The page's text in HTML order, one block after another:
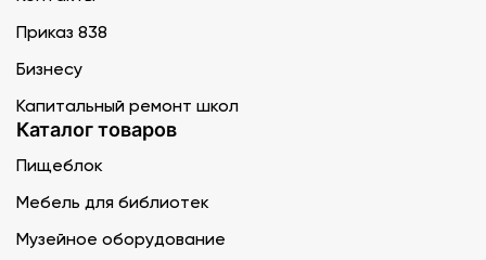
Приказ 838
Бизнесу
Капитальный ремонт школ
Каталог товаров
Пищеблок
Мебель для библиотек
Музейное оборудование